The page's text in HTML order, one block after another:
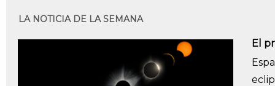
LA NOTICIA DE LA SEMANA
El